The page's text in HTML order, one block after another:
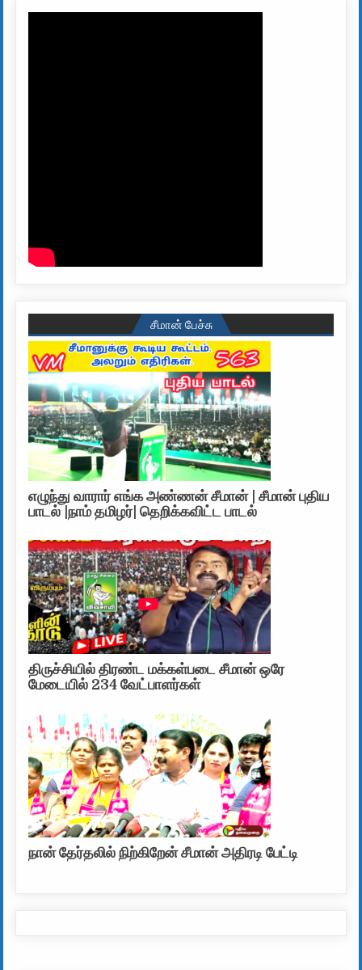
சீமான் பேச்சு
எழுந்து வாரார் எங்க அண்ணன் சீமான் | சீமான் புதிய
பாடல் |நாம் தமிழர்| தெறிக்கவிட்ட பாடல்
திருச்சியில் திரண்ட மக்கள்படை சீமான் ஒரே
மேடையில் 234 வேட்பாளர்கள்
நான் தேர்தலில் நிற்கிறேன் சீமான் அதிரடி பேட்டி